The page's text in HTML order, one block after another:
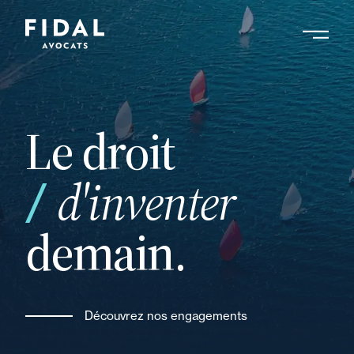
Aller
au
contenu
principalRechercher un mot clé, un professionnel ....
Le droit
d'inventer
demain.
Découvrez nos engagements